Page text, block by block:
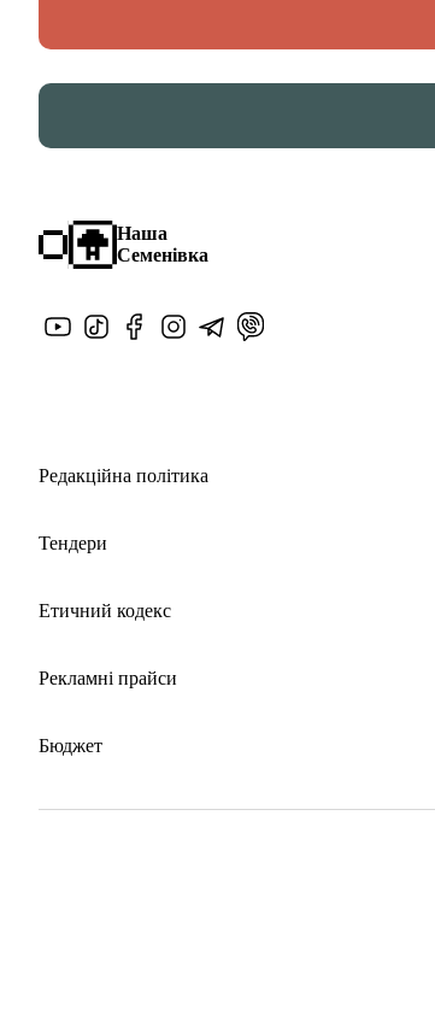
Наша
Семенівка
Редакційна політика
Тендери
Етичний кодекс
Рекламні прайси
Бюджет